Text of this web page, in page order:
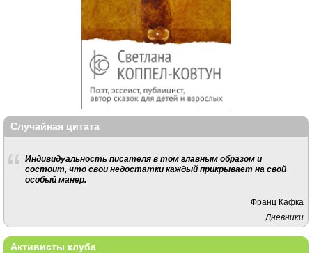
Случайная цитата
Индивидуальность писателя в том главным образом и
состоит, что свои недостатки каждый прикрывает на свой
особый манер.
Франц Кафка
Дневники
Активисты клуба